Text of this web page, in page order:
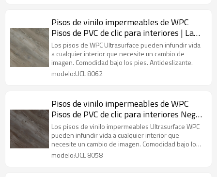
Pisos de vinilo impermeables de WPC
Pisos de PVC de clic para interiores | La
comodidad minimiza el sonido Bajo
mantenimiento UCL 8062
Los pisos de WPC Ultrasurface pueden infundir vida
a cualquier interior que necesite un cambio de
imagen. Comodidad bajo los pies. Antideslizante.
modelo:UCL 8062
Pisos de vinilo impermeables de WPC
Pisos de PVC de clic para interiores Negro
| Resistencia a las manchas Comfort
House Sótano UCL 8058
Los pisos de vinilo impermeables Ultrasurface WPC
pueden infundir vida a cualquier interior que
necesite un cambio de imagen. Comodidad bajo los
pies.
modelo:UCL 8058